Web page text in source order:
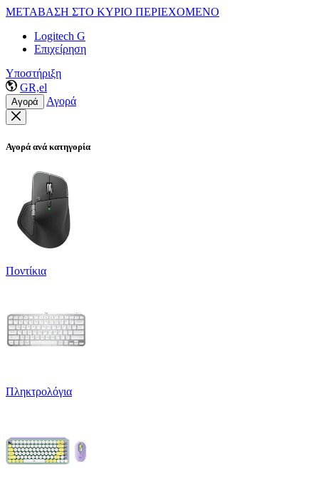
ΜΕΤΑΒΑΣΗ ΣΤΟ ΚΥΡΙΟ ΠΕΡΙΕΧΟΜΕΝΟ
Logitech G
Επιχείρηση
Υποστήριξη
GR,el
Αγορά Αγορά
Αγορά ανά κατηγορία
Ποντίκια
Πληκτρολόγια